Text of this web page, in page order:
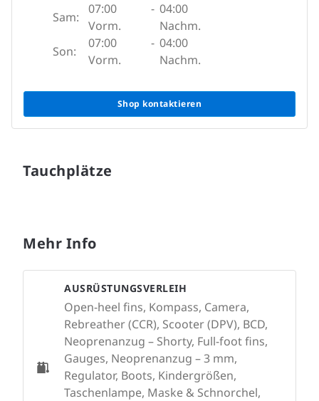
Sam:
07:00
Vorm.
- 04:00
Nachm.
Son:
07:00
Vorm.
- 04:00
Nachm.
Shop kontaktieren
Tauchplätze
Mehr Info
AUSRÜSTUNGSVERLEIH
Open-heel fins, Kompass, Camera,
Rebreather (CCR), Scooter (DPV), BCD,
Neoprenanzug – Shorty, Full-foot fins,
Gauges, Neoprenanzug – 3 mm,
Regulator, Boots, Kindergrößen,
Taschenlampe, Maske & Schnorchel,